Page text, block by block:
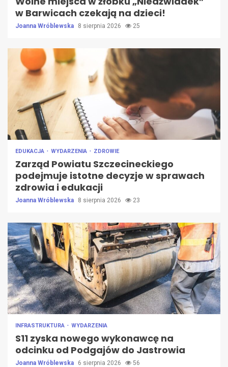
w Barwicach czekają na dzieci!
Joanna Wróblewska 8 sierpnia 2026 25
EDUKACJA WYDARZENIA ZDROWIE
Zarząd Powiatu Szczecineckiego
podejmuje istotne decyzje w sprawach
zdrowia i edukacji
Joanna Wróblewska 8 sierpnia 2026 23
INFRASTRUKTURA WYDARZENIA
S11 zyska nowego wykonawcę na
odcinku od Podgajów do Jastrowia
Joanna Wróblewska 6 sierpnia 2026 56